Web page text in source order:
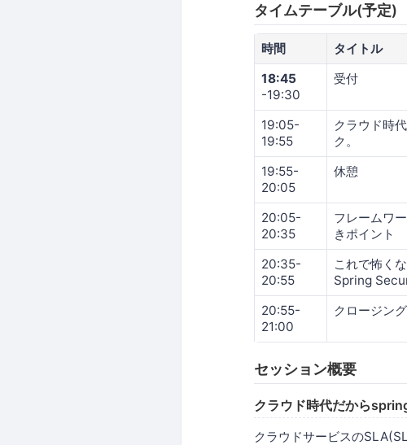
タイムテーブル(予定)
時間 タイトル
18:45
-19:30
受付
19:05-
19:55
クラウド時
ク。
19:55-
20:05
休憩
20:05-
20:35
フレームワ
きポイント
20:35-
20:55
これで怖く
Spring
20:55-
21:00
クロージング
セッション概要
クラウド時代だから
クラウドサービスの